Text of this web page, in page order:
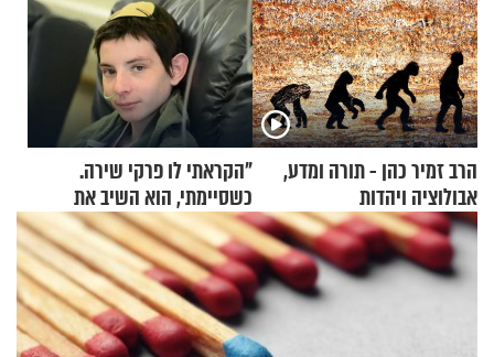
הרב זמיר כהן - תורה ומדע,
אבולוציה ויהדות
"הקראתי לו פרקי שירה.
כשסיימתי, הוא השיב את
נשמתו לבורא"